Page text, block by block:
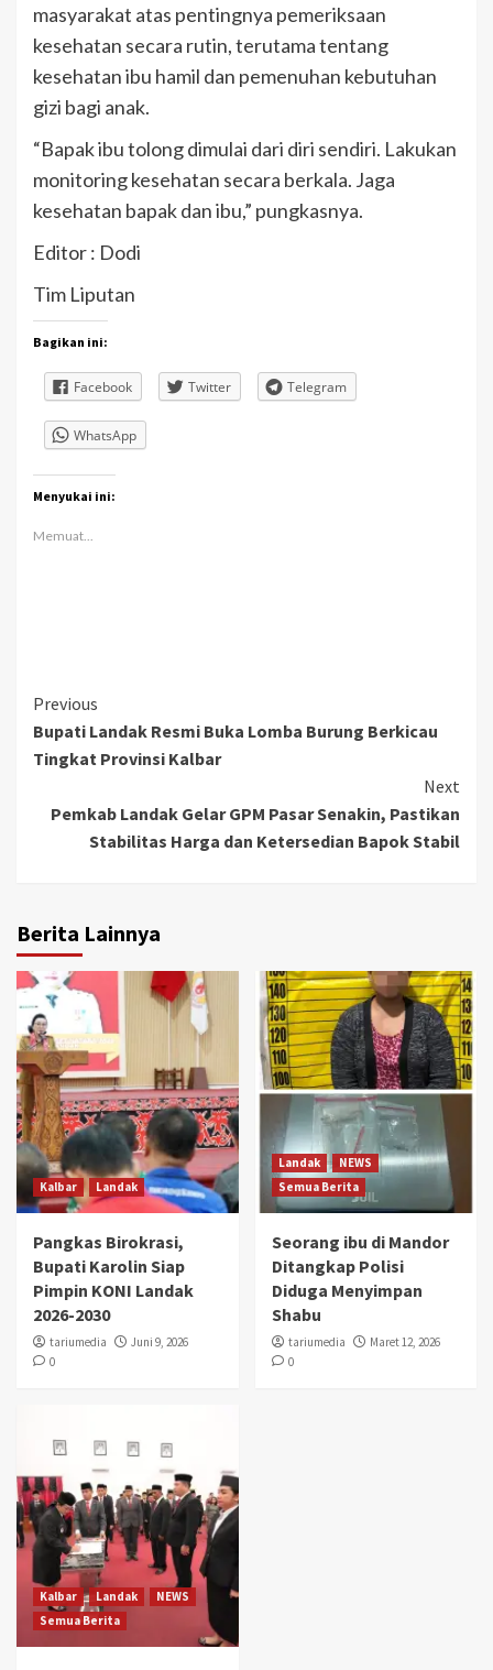
masyarakat atas pentingnya pemeriksaan
kesehatan secara rutin, terutama tentang
kesehatan ibu hamil dan pemenuhan kebutuhan
gizi bagi anak.
“Bapak ibu tolong dimulai dari diri sendiri. Lakukan
monitoring kesehatan secara berkala. Jaga
kesehatan bapak dan ibu,” pungkasnya.
Editor : Dodi
Tim Liputan
Bagikan ini:
Facebook Twitter Telegram
WhatsApp
Menyukai ini:
Memuat...
Continue
Reading
Previous
Bupati Landak Resmi Buka Lomba Burung Berkicau
Tingkat Provinsi Kalbar
Next
Pemkab Landak Gelar GPM Pasar Senakin, Pastikan
Stabilitas Harga dan Ketersedian Bapok Stabil
Berita Lainnya
Kalbar Landak
Pangkas Birokrasi,
Bupati Karolin Siap
Pimpin KONI Landak
2026-2030
tariumedia
Juni 9, 2026
0
Landak
NEWS
Semua Berita
Seorang ibu di Mandor
Ditangkap Polisi
Diduga Menyimpan
Shabu
tariumedia
Maret 12, 2026
0
Kalbar Landak
NEWS
Semua Berita